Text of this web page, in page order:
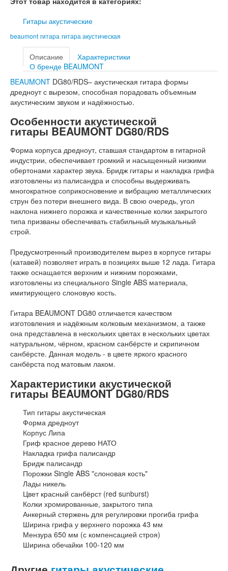
Гитары акустические
beaumont гитара гитара акустическая
Описание
Характеристики
О бренде BEAUMONT
BEAUMONT DG80/RDS– акустическая гитара формы
дредноут с вырезом, способная порадовать объемным
акустическим звуком и надёжностью.
Особенности акустической
гитары BEAUMONT DG80/RDS
Форма корпуса дредноут, ставшая стандартом в гитарной
индустрии, обеспечивает громкий и насыщенный низкими
обертонами характер звука. Бридж гитары и накладка грифа
изготовлены из палисандра и способны выдерживать
многократное соприкосновение и вибрацию металлических
струн без потери внешнего вида. В свою очередь, угол
наклона нижнего порожка и качественные колки закрытого
типа призваны обеспечивать стабильный музыкальный
строй.
Предусмотренный производителем вырез в корпусе гитары
(катавей) позволяет играть в позициях выше 12 лада. Гитара
также оснащается верхним и нижним порожками,
изготовлены из специального Single ABS материала,
имитирующего слоновую кость.
Гитара BEAUMONT DG80 отличается качеством
изготовления и надёжным колковым механизмом, а также
она представлена в нескольких цветах в нескольких цветах
натуральном, чёрном, красном санбёрсте и скрипичном
санбёрсте. Данная модель - в цвете яркого красного
санбёрста под матовым лаком.
Характеристики акустической
гитары BEAUMONT DG80/RDS
Тип гитары акустическая
Форма дредноут
Корпус Липа
Гриф красное дерево НАТО
Накладка грифа палисандр
Бридж палисандр
Порожки Single ABS "слоновая кость"
Лады никель
Цвет красный санбёрст (red sunburst)
Колки хромированные, закрытого типа
Анкерный стержень для регулировки прогиба грифа
Ширина грифа у верхнего порожка 43 мм
Мензура 650 мм (с компенсацией строя)
Ширина обечайки 100-120 мм